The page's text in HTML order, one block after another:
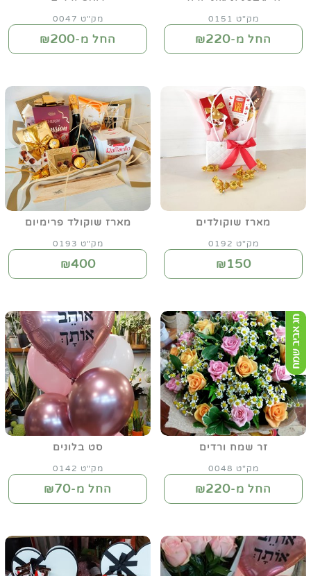
מק"ט 0151
החל מ-₪220
מק"ט 0047
החל מ-₪200
מארז שוקולדים
מק"ט 0192
₪150
מארז שוקולד פרימיום
מק"ט 0193
₪400
זר שמח ורדים
מק"ט 0048
החל מ-₪220
סט בלונים
מק"ט 0142
החל מ-₪70